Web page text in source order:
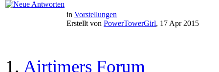
in Vorstellungen
Erstellt von PowerTowerGirl, 17 Apr 2015
Airtimers Forum